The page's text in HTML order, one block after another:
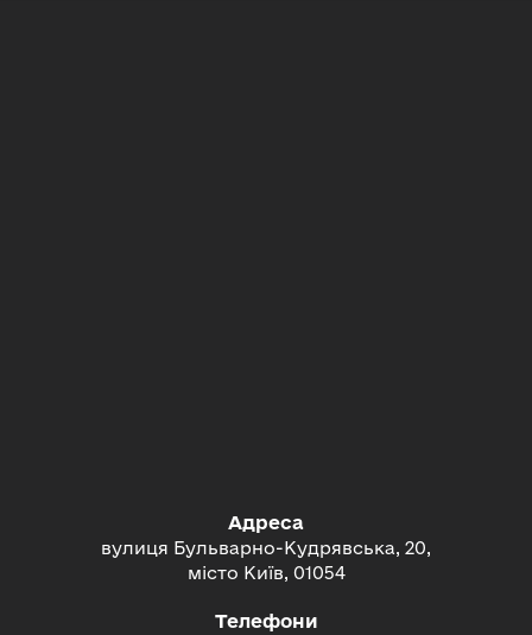
Адреса
вулиця Бульварно-Кудрявська, 20,
місто Київ, 01054
Телефони